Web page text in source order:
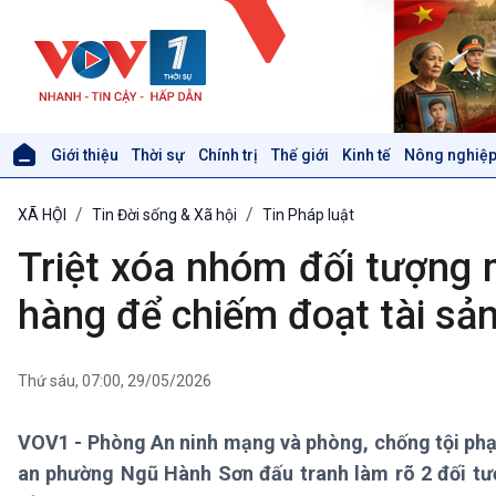
Giới thiệu Thời sự Chính trị Thế giới Kinh tế Nông
Thời sự 6h
Thời sự 12h
Thời sự 18h
Thời sự 21h30
Bản tin
Xã hội
Tin Đời sống & Xã hội
Khoa học & Công nghệ
Tin Khoa học & Công nghệ
XÃ HỘI Tin Đời sống & Xã hội Tin Pháp luật
Triệt xóa nhóm đối tượng
hàng để chiếm đoạt tài sản
Thứ sáu, 07:00, 29/05/2026
VOV1 - Phòng An ninh mạng và phòng, chống tội
an phường Ngũ Hành Sơn đấu tranh làm rõ 2 đối